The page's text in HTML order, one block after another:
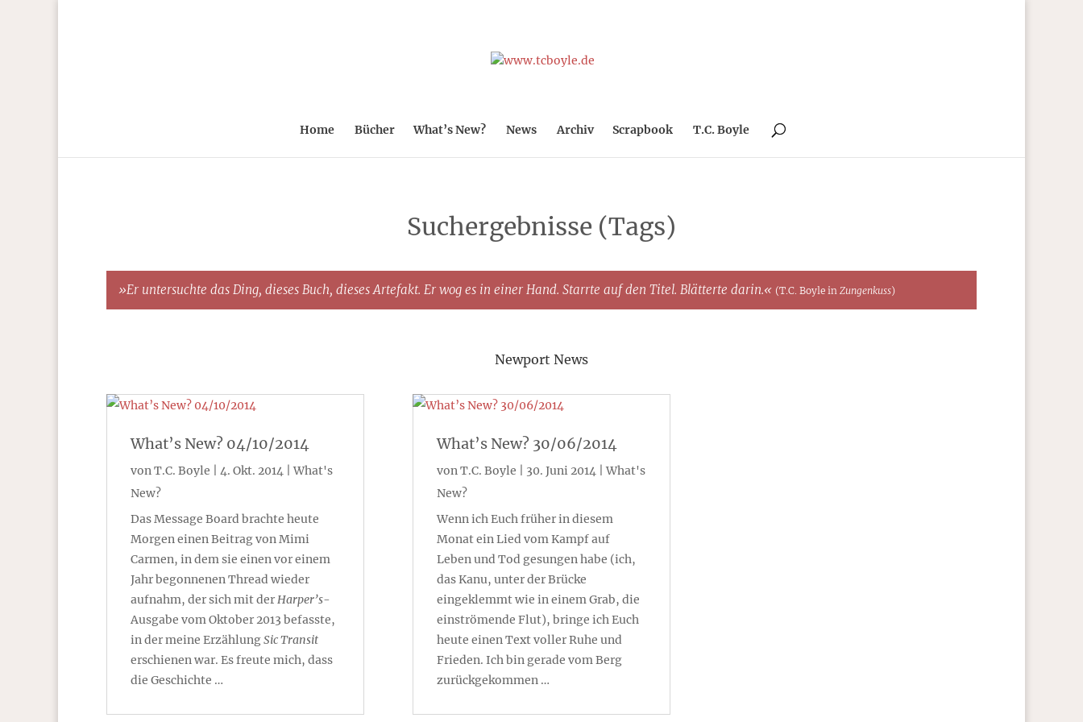
Home Bücher What’s New? News Archiv Scrapbook T.C. Boyle
Suchergebnisse (Tags)
»Er untersuchte das Ding, dieses Buch, dieses Artefakt. Er wog es in einer Hand. Starrte auf den Titel. Blätterte darin.« (T.C. Boyle in Zungenkuss)
Newport News
What’s New? 04/10/2014
vonT.C. Boyle 4. Okt. 2014 |What's
New?
Das Message Board brachte heute
Morgen einen Beitrag von Mimi
Carmen, in dem sie einen vor einem
Jahr begonnenen Thread wieder
aufnahm, der sich mit derHarper’s-
Ausgabe vom Oktober 2013 befasste,
in der meine ErzählungSic Transit
erschienen war. Es freute mich, dass
die Geschichte …
What’s New? 30/06/2014
vonT.C. Boyle 30. Juni 2014|What's
New?
Wenn ich Euch früher in diesem
Monat ein Lied vom Kampf auf
Leben und Tod gesungen habe (ich,
das Kanu, unter der Brücke
eingeklemmt wie in einem Grab, die
einströmende Flut), bringe ich Euch
heute einen Text voller Ruhe und
Frieden. Ich bin gerade vom Berg
zurückgekommen …